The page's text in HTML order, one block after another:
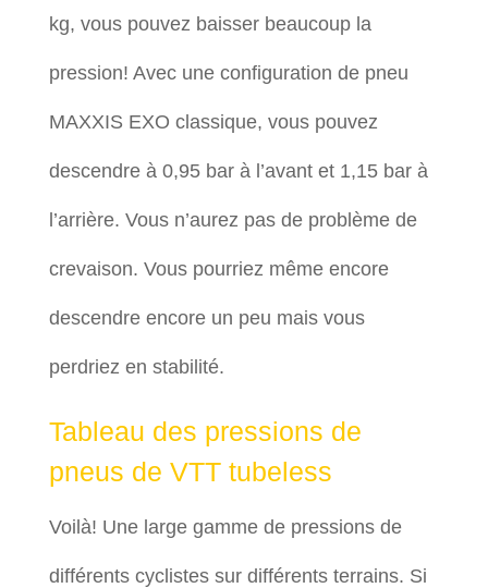
kg, vous pouvez baisser beaucoup la
pression! Avec une configuration de pneu
MAXXIS EXO classique, vous pouvez
descendre à 0,95 bar à l’avant et 1,15 bar à
l’arrière. Vous n’aurez pas de problème de
crevaison. Vous pourriez même encore
descendre encore un peu mais vous
perdriez en stabilité.
Tableau des pressions de
pneus de VTT tubeless
Voilà! Une large gamme de pressions de
différents cyclistes sur différents terrains. Si